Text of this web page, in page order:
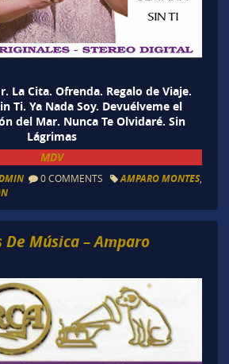
La Cita. Ofrenda. Regalo de Viaje.
Ti. Ya Nada Soy. Devuélveme el
del Mar. Nunca Te Olvidaré. Sin
Lágrimas
MDV
0 COMMENTS AMPARO MONTES,
De Música – Amparo